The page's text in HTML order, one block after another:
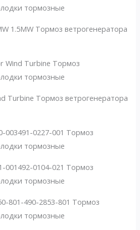
тормозные
1.5MW Тормоз ветрогенератора
Wind Turbine Тормоз
тормозные
Turbine Тормоз ветрогенератора
003491-0227-001 Тормоз
тормозные
001492-0104-021 Тормоз
тормозные
801-490-2853-801 Тормоз
тормозные